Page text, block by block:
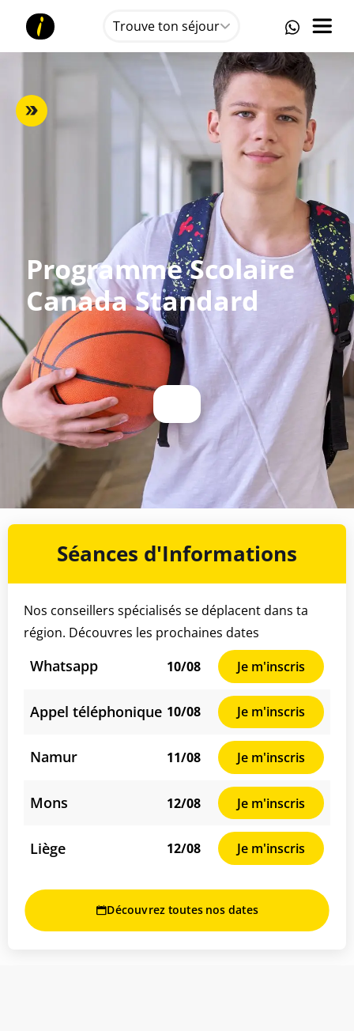
Trouve ton séjour
Programme Scolaire
Canada Standard
Séances d'Informations
Nos conseillers spécialisés se déplacent dans ta
région. Découvres les prochaines dates
Whatsapp 10/08 Je m'inscris
Appel téléphonique 10/08 Je m'inscris
Namur 11/08 Je m'inscris
Mons 12/08 Je m'inscris
Liège 12/08 Je m'inscris
Découvrez toutes nos dates